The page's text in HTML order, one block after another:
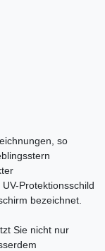
so
Protektionsschild
bezeichnet.
Sie nicht nur